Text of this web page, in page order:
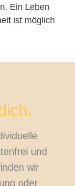
Ein Leben
ist möglich
und
wir
oder